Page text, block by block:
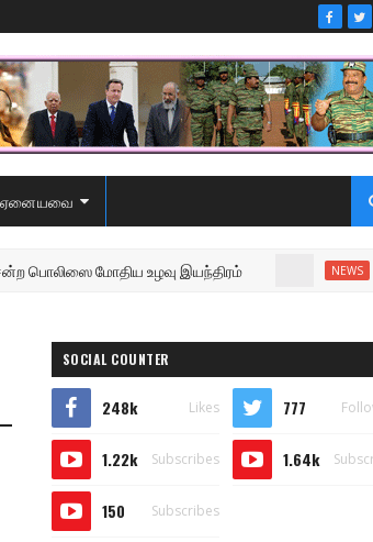
ஏனையவை
உழவு இயந்திரம் NEWS
SOCIAL COUNTER
248k Likes 777
1.22k Subscribes 1.64k
150 Subscribes